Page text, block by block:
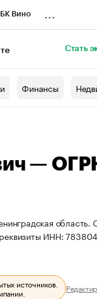
Вино
Стать
Финансы
—
область.
реквизиты ИНН:
источников.